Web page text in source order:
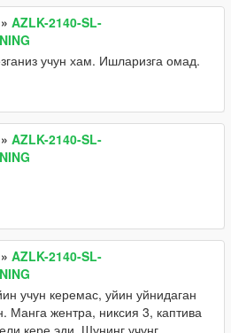
» AZLK-2140-SL-
учун хам. Ишларизга омад.
» AZLK-2140-SL-
» AZLK-2140-SL-
учун керемас, уйин уйнидаган
Манга жентра, никсия 3, каптива
кере эди. Шунинг учунг